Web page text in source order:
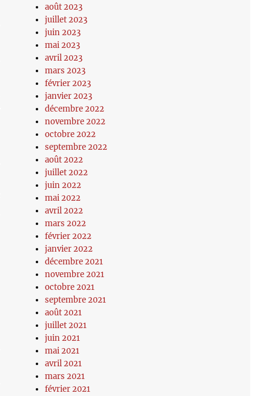
août 2023
juillet 2023
juin 2023
mai 2023
avril 2023
mars 2023
février 2023
janvier 2023
décembre 2022
novembre 2022
octobre 2022
septembre 2022
août 2022
juillet 2022
juin 2022
mai 2022
avril 2022
mars 2022
février 2022
janvier 2022
décembre 2021
novembre 2021
octobre 2021
septembre 2021
août 2021
juillet 2021
juin 2021
mai 2021
avril 2021
mars 2021
février 2021